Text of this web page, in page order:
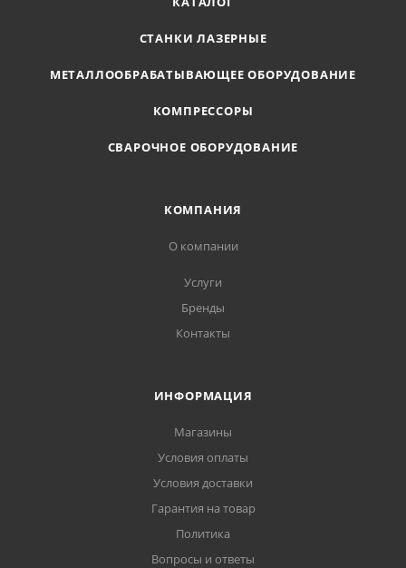
СТАНКИ ЛАЗЕРНЫЕ
МЕТАЛЛООБРАБАТЫВАЮЩЕЕ ОБОРУДОВАНИЕ
КОМПРЕССОРЫ
СВАРОЧНОЕ ОБОРУДОВАНИЕ
КОМПАНИЯ
О компании
Услуги
Бренды
Контакты
ИНФОРМАЦИЯ
Магазины
Условия оплаты
Условия доставки
Гарантия на товар
Политика
Вопросы и ответы